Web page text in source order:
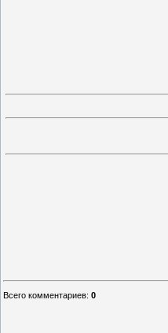
Всего комментариев: 0